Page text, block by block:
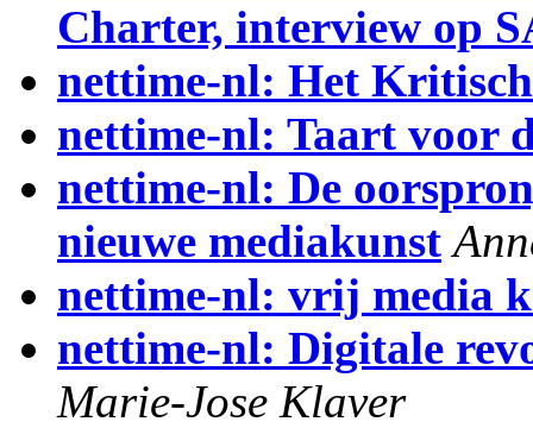
Charter, interview op
nettime-nl: Het
nettime-nl: Taart voor
nettime-nl: De
nieuwe mediakunst
nettime-nl: vrij media
nettime-nl: Digitale
Marie-Jose Klaver